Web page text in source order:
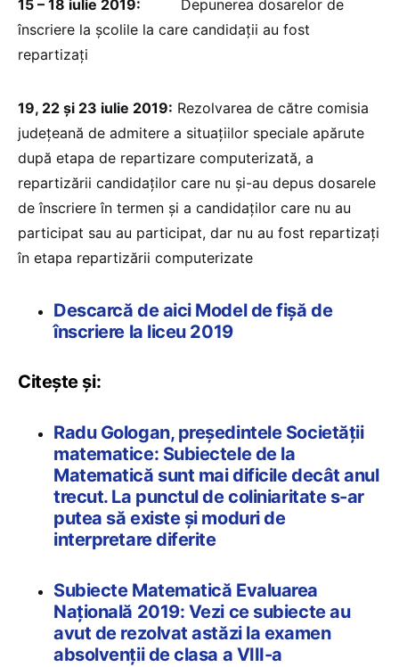
15 – 18 iulie 2019: Depunerea dosarelor de
înscriere la școlile la care candidații au fost
repartizați
19, 22 și 23 iulie 2019: Rezolvarea de către comisia
județeană de admitere a situațiilor speciale apărute
după etapa de repartizare computerizată, a
repartizării candidaților care nu și-au depus dosarele
de înscriere în termen și a candidaților care nu au
participat sau au participat, dar nu au fost repartizați
în etapa repartizării computerizate
Descarcă de aici Model de fișă de
înscriere la liceu 2019
Citește și:
Radu Gologan, președintele Societății
matematice: Subiectele de la
Matematică sunt mai dificile decât anul
trecut. La punctul de coliniaritate s-ar
putea să existe și moduri de
interpretare diferite
Subiecte Matematică Evaluarea
Națională 2019: Vezi ce subiecte au
avut de rezolvat astăzi la examen
absolvenții de clasa a VIII-a